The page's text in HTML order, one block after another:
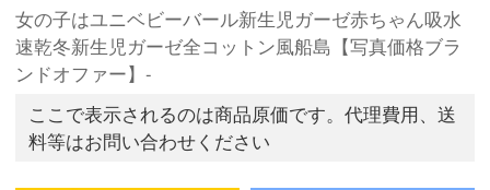
女の子はユニベビーバール新生児ガーゼ赤ちゃん吸水
速乾冬新生児ガーゼ全コットン風船島【写真価格ブラ
ンドオファー】-
ここで表示されるのは商品原価です。代理費用、送
料等はお問い合わせください